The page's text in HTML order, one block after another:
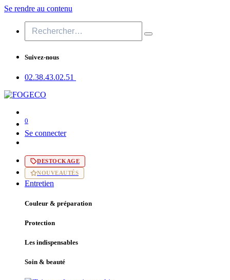
Se rendre au contenu
Suivez-nous
02.38.43​.02.51
0
Se connecter
DESTOCKAGE
NOUVEAUTÉS
Entretien
Couleur & préparation
Protection
Les indispensables
Soin & beauté